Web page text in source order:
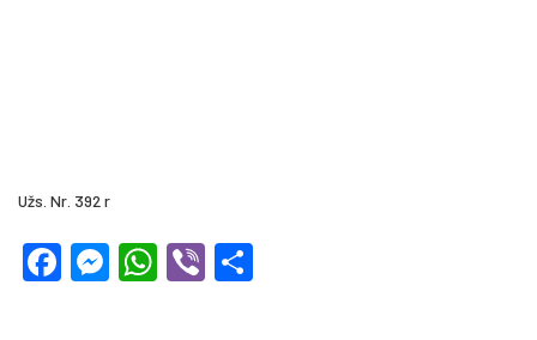
Užs. Nr. 392 r
Facebook
Messenger
WhatsApp
Viber